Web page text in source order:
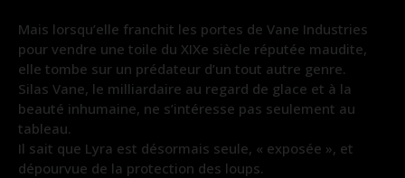
Mais lorsqu’elle franchit les portes de Vane Industries
pour vendre une toile du XIXe siècle réputée maudite,
elle tombe sur un prédateur d’un tout autre genre.
Silas Vane, le milliardaire au regard de glace et à la
beauté inhumaine, ne s’intéresse pas seulement au
tableau.
Il sait que Lyra est désormais seule, « exposée », et
dépourvue de la protection des loups.